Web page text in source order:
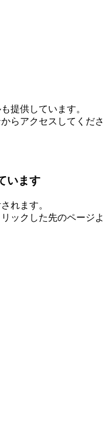
提供しています。
らアクセスしてくださ
います
れます。
ックした先のページよ